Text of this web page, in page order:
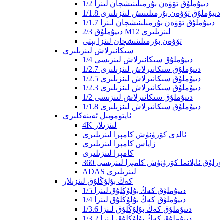
1/2 دىيۇملۇق تۆۋەن بۇرمىلىنىشچان لىنزا
1/1.8 دىيۇملۇق تۆۋەن بۇرمىلىنىش لىنزىلىرى
1/1.7 دىيۇملۇق تۆۋەن بۇرمىلىنىشچان لىنزا
2/3 دىيۇملۇق M12 لىنزىلىرى
تۆۋەن بۇرمىلىنىشچان لىنزا بېتى
سىكانىرلاش لىنزىلىرى
1/4 دىيۇملۇق سىكانىرلاش لىنزىسى
1/2.7 دىيۇملۇق سىكانىرلاش لىنزىلىرى
1/2.5 دىيۇملۇق سىكانىرلاش لىنزىلىرى
1/2.3 دىيۇملۇق سىكانىرلاش لىنزىلىرى
1/2 دىيۇملۇق سىكانىرلاش لىنزىسى
1/1.8 دىيۇملۇق سىكانىرلاش لىنزىلىرى
ئاپتوموبىل ئەينەكلىرى
4K لىنزىلار
ئالدى كۆرۈنۈش كامېرا لىنزىلىرى
زاپاس كامېرا لىنزىلىرى
كامېرا لىنزىلىرى
ئايلانما كۆرۈنۈش كامېرا لىنزىسى
ADAS لىنزىلىرى
كەڭ بۇلۇڭلۇق لىنزىلار
1/5 دىيۇملۇق كەڭ بۇلۇڭلۇق لىنزا
1/4 دىيۇملۇق كەڭ بۇلۇڭلۇق لىنزا
1/3.6 دىيۇملۇق كەڭ بۇلۇڭلۇق لىنزا
1/3.2 دىيۇملۇق كەڭ بۇلۇڭلۇق لىنزا